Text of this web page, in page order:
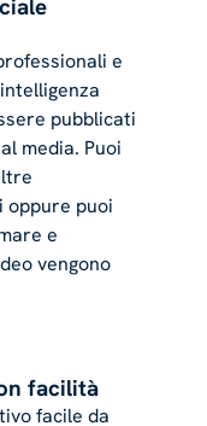
e
pubblicati
media. Puoi
oppure puoi
e
vengono
facilità
facile da